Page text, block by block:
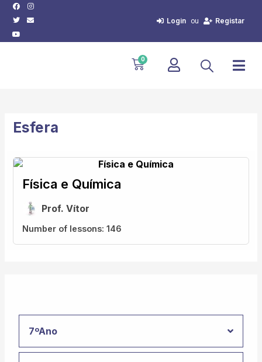
Skip
content
Facebook
Instagram
TwitterEnvelope
Youtube
Login ou Registar
0Cart
7ºAno
Esfera
Física e Química
Prof. Vítor
Number of lessons:146